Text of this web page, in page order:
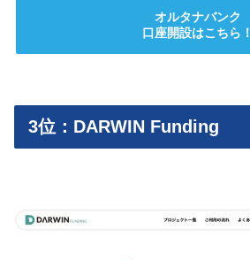
オルタナバンク
口座開設はこちら！
3位：DARWIN Funding